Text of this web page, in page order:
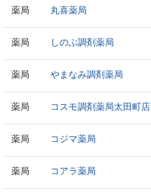
薬局 丸喜薬局
薬局 しのぶ調剤薬局
薬局 やまなみ調剤薬局
薬局 コスモ調剤薬局太田町店
薬局 コジマ薬局
薬局 コアラ薬局